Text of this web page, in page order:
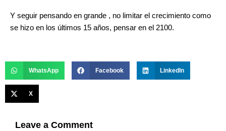
Y seguir pensando en grande , no limitar el crecimiento como
se hizo en los últimos 15 años, pensar en el 2100.
WhatsApp Facebook LinkedIn
X
Leave a Comment